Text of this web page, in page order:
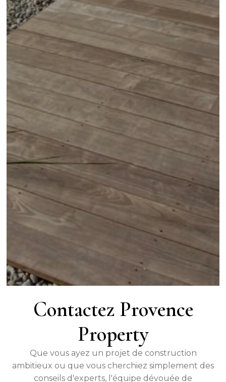
Contactez Provence
Property
Que vous ayez un projet de construction
ambitieux ou que vous cherchiez simplement des
conseils d'experts, l'équipe dévouée de